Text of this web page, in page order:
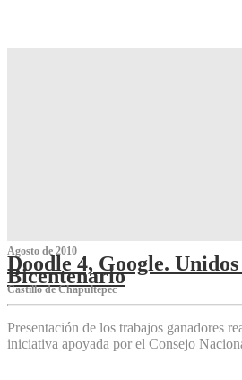
Agosto de 2010
Doodle 4, Google.
Bicentenario
Castillo de Chapultepec
Presentación de los trabajos ganadores
iniciativa apoyada por el Consejo